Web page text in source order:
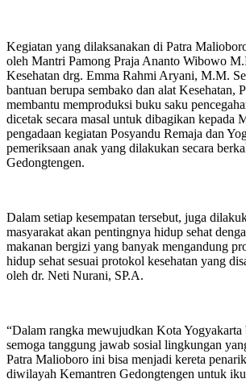
Kegiatan yang dilaksanakan di Patra
oleh Mantri Pamong Praja Ananto Wibowo
Kesehatan drg. Emma Rahmi Aryani, M.M.
bantuan berupa sembako dan alat Kesehatan,
membantu memproduksi buku saku
dicetak secara masal untuk dibagikan kepada
pengadaan kegiatan Posyandu Remaja dan
pemeriksaan anak yang dilakukan secara
Gedongtengen.
Dalam setiap kesempatan tersebut, juga
masyarakat akan pentingnya hidup sehat
makanan bergizi yang banyak mengandung
hidup sehat sesuai protokol kesehatan yang
oleh dr. Neti Nurani, SP.A.
“Dalam rangka mewujudkan Kota Yogyakarta
semoga tanggung jawab sosial lingkungan
Patra Malioboro ini bisa menjadi kereta
diwilayah Kemantren Gedongtengen untuk